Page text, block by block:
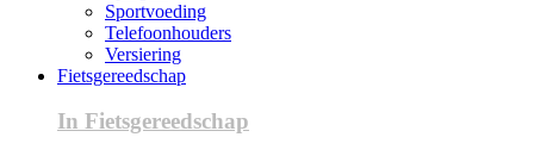
Sportvoeding
Telefoonhouders
Versiering
Fietsgereedschap
In Fietsgereedschap